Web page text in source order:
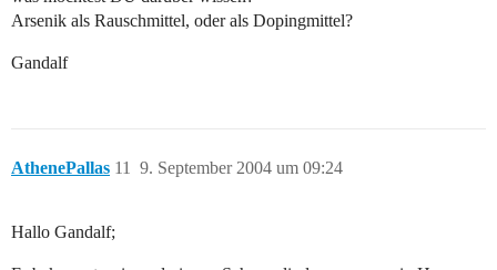
Arsenik als Rauschmittel, oder als Dopingmittel?
Gandalf
AthenePallas 9. September 2004 um 09:24
11
Hallo Gandalf;